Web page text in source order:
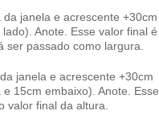
da janela e acrescente +30cm
Anote. Esse valor final é
ser passado como largura.
janela e acrescente +30cm
15cm embaixo). Anote. Esse
valor final da altura.